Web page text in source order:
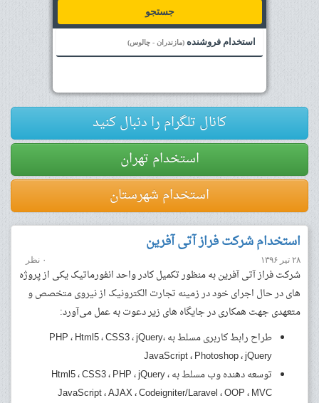
جستجو
استخدام فروشنده (مازندران - چالوس)
کانال تلگرام را دنبال کنید
استخدام تهران
استخدام شهرستان
استخدام شرکت فراز آتی آفرین
۲۸ تیر ۱۳۹۶ ۰ نظر
شرکت فراز آتی آفرین به منظور تکمیل کادر واحد انفورماتیک یکی از پروژه
های در حال اجرای خود در زمینه تجارت الکترونیک از نیروی متخصص و
متعهدی جهت همکاری در جایگاه های زیر دعوت به عمل می‌آورد:
طراح رابط کاربری مسلط به PHP ، Html5 ، CSS3 ، jQuery،
JavaScript ، Photoshop ، jQuery
توسعه دهنده وب مسلط به Html5 ، CSS3 ، PHP ، jQuery ،
JavaScript ، AJAX ، Codeigniter/Laravel ، OOP ، MVC